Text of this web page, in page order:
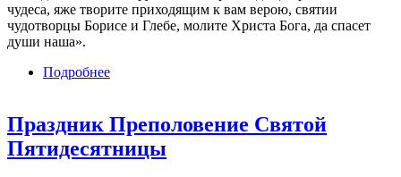
чудеса, яже творите приходящим к вам верою, святии
чудотворцы Борисе и Глебе, молите Христа Бога, да спасет
души наша».
Подробнее
Праздник Преполовение Святой
Пятидесятницы